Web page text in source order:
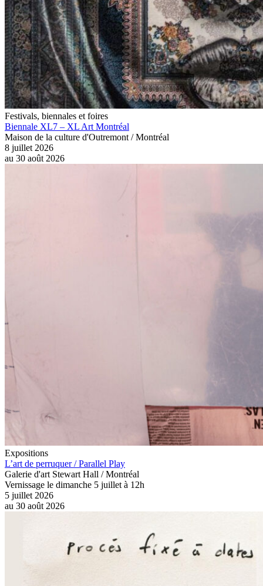
Festivals, biennales et foires
Biennale XL7 – XL Art Montréal
Maison de la culture d'Outremont / Montréal
8 juillet 2026
au 30 août 2026
Expositions
L’art de perruquer / Parallel Play
Galerie d'art Stewart Hall / Montréal
Vernissage le dimanche 5 juillet à 12h
5 juillet 2026
au 30 août 2026